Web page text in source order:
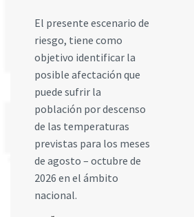
El presente escenario de
riesgo, tiene como
objetivo identificar la
posible afectación que
puede sufrir la
población por descenso
de las temperaturas
previstas para los meses
de agosto – octubre de
2026 en el ámbito
nacional.